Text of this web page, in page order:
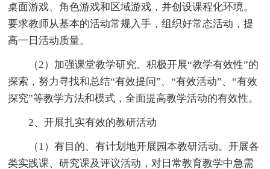
桌面游戏、角色游戏和区域游戏，并创设课程化环境。
要求教师从基本的活动常规入手，组织好常态活动，提
高一日活动质量。
（2）加强课堂教学研究。积极开展“教学有效性”的
探索，努力寻找和总结“有效提问”、“有效活动”、“有效
探究”等教学方法和模式，全面提高教学活动的有效性。
2、开展扎实有效的教研活动
（1）有目的、有计划地开展园本教研活动。开展各
类实践课、研究课及评议活动，对日常教育教学中急需